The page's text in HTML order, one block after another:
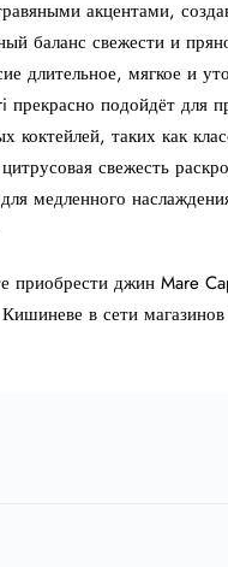
акцентами,
баланс свежести и
длительное, мягкое и
прекрасно подойдёт для
коктейлей, таких как
свежесть
медленного
приобрести джин Mare
в сети магазинов